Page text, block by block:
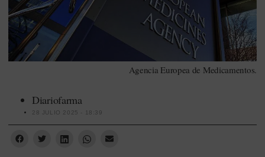
Agencia Europea de Medicamentos.
Diariofarma
28 JULIO 2025 - 18:39